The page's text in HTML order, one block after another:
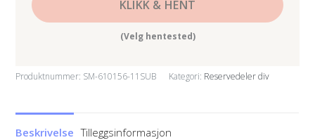
KLIKK & HENT
(Velg hentested)
Produktnummer: SM-610156-11SUB Kategori: Reservedeler div
Beskrivelse Tilleggsinformasjon